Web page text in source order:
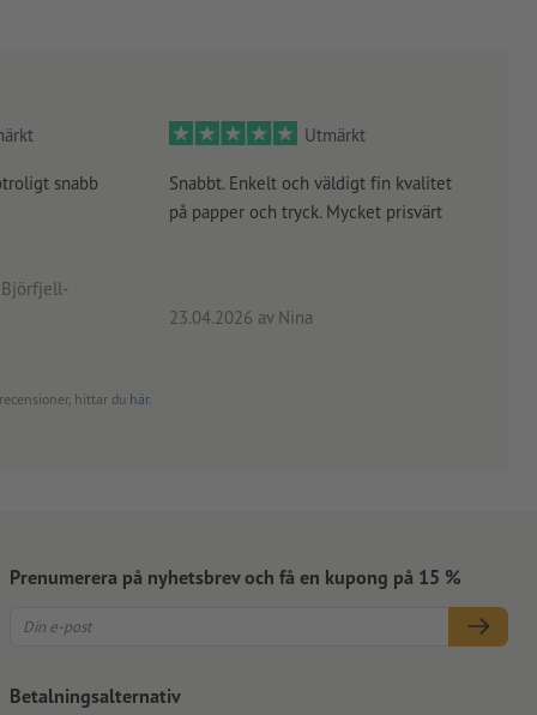
snabb
Björfjell-
Utmärkt
Snabbt. Enkelt och väldigt fin kvalitet
på papper och tryck. Mycket prisvärt
23.04.2026 av Nina
hittar du här.
Prenumerera på nyhetsbrev och få en kupong på 15 %
Betalningsalternativ